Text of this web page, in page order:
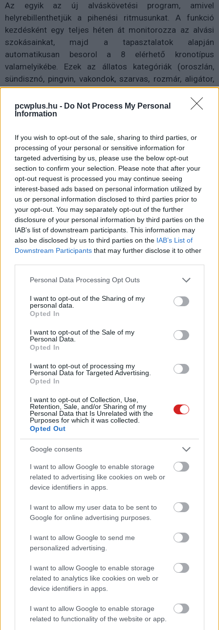
pcwplus.hu - Do Not Process My Personal
Information
If you wish to opt-out of the sale, sharing to third parties, or
processing of your personal or sensitive information for
targeted advertising by us, please use the below opt-out
section to confirm your selection. Please note that after your
opt-out request is processed you may continue seeing
interest-based ads based on personal information utilized by
us or personal information disclosed to third parties prior to
your opt-out. You may separately opt-out of the further
disclosure of your personal information by third parties on the
IAB’s list of downstream participants. This information may
also be disclosed by us to third parties on the IAB’s List of
Downstream Participants that may further disclose it to other
Please note that this website/app uses one or more Google
not limited to your visit or usage behaviour. You may click to
grant or deny consent to Google and its third-party tags to
use your data for below specified purposes in below Google
consent section.
Personal Data Processing Opt Outs
I want to opt-out of the Sharing of my
personal data.
Opted In
I want to opt-out of the Sale of my
Personal Data.
Opted In
I want to opt-out of processing my
Personal Data for Targeted Advertising.
Opted In
I want to opt-out of Collection, Use,
Retention, Sale, and/or Sharing of my
Personal Data that Is Unrelated with the
Purposes for which it was collected.
Opted Out
Google consents
I want to allow Google to enable storage
related to advertising like cookies on web or
device identifiers in apps.
I want to allow my user data to be sent to
Google for online advertising purposes.
I want to allow Google to send me
personalized advertising.
I want to allow Google to enable storage
related to analytics like cookies on web or
device identifiers in apps.
I want to allow Google to enable storage
related to functionality of the website or app.
Az egyik az új alváskövetési program, amivel
helyrebillenthetjük a pihenési ritmusunkat. A funkció
kezdésként egy teljes héten át monitorozza az alvási
szokásainkat, majd a tapasztalatok alapján
automatikusan besorol a 8 elérhető kronotípus
valamelyikébe. Ezek az állatos kategóriák (oroszlán,
sündisznó, pingvin, vakondok, szarvas, rozmár, aligátor,
cápa) a bagoly-pacsirta felosztáson túllépve a
természetes cirkadián ritmusunkat hivatottak
szimbolizálni, vagyis azt, hogy jellemzően mikor vagyunk
A kategóriák alapján az app 4-5 hetes alvási
"edzésprogramokat" kínál majd, melyek az
minőségének javításában, olyan eszközökkel, mint a
kihívások, a meditáció vagy a témába vágó szakmai
A másik lényeges újdonság, hogy a Samsung
Centrrel, amely megkönnyíti az okosóra testösszetétel
méréseinek kiértékelését, így a felhasználók jobban
megérthetik a testzsír-arány és az izomtömeg
változásai mögötti folyamatokat. Ehhez pedig eleinte
még fizetni sem kell, a szolgáltatást ugyanis egy 30
napos ingyenes próbaidőszakkal indítják útjára.
A frissítés a futóknak és a kerékpárosoknak is tartogat
célok, melyekkel az időtartamra, a távolságra és a
szettek számára vonatkozó célkitűzéseket
határozhatunk meg, a Watch 4 pedig végigvezet a
váltakozó intenzív és pihentető szakaszokon.
Végezetül a koreaiak két, később érkező újdonságra is
ígéretet tettek. A legfontosabb, hogy idővel elérhetővé
válik a Google Asszisztens, amit alternatívaként
választhatunk a Samsung Bixby helyett, előbb-utóbb
pedig akár közvetlenül az órára is streamelhetjük majd a